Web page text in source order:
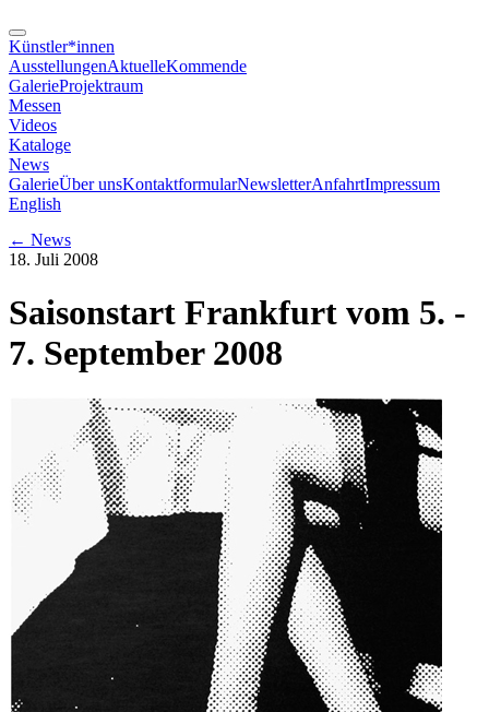
Künstler*innen
AusstellungenAktuelleKommende
GalerieProjektraum
Messen
Videos
Kataloge
News
GalerieÜber unsKontaktformularNewsletterAnfahrtImpressum
English
← News
18. Juli 2008
Saisonstart Frankfurt vom 5. -
7. September 2008